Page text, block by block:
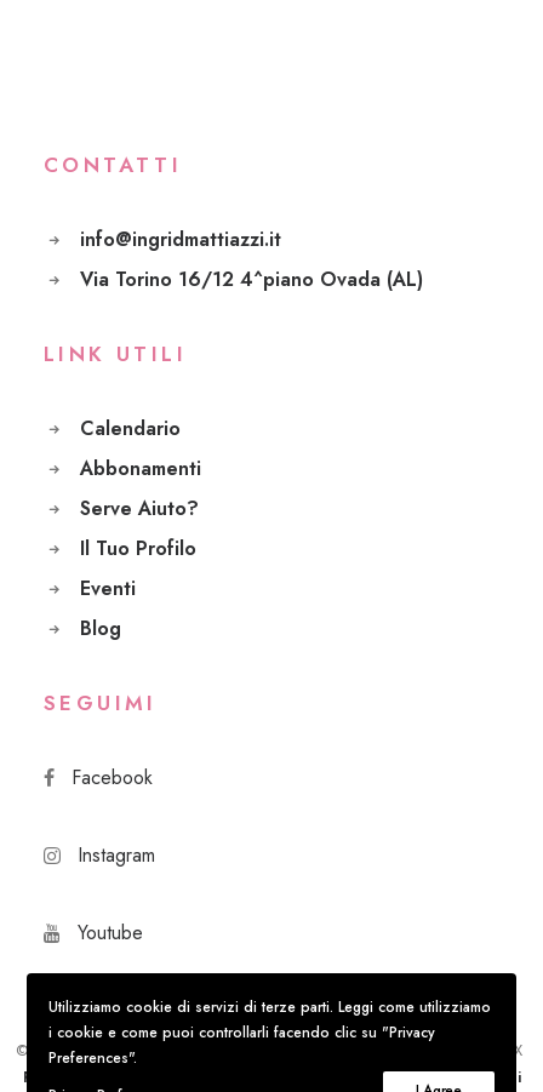
CONTATTI
info@ingridmattiazzi.it
Via Torino 16/12 4^piano Ovada (AL)
LINK UTILI
Calendario
Abbonamenti
Serve Aiuto?
Il Tuo Profilo
Eventi
Blog
SEGUIMI
Facebook
Instagram
Youtube
© Ingrid Mattiazzi –
.: MTTNRD88T58A182X
Privacy Policy
Termini e Condizioni
Utilizziamo cookie di servizi di terze parti. Leggi come utilizziamo
i cookie e come puoi controllarli facendo clic su "Privacy
Preferences".